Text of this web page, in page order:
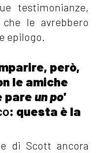
testimonianze,
le avrebbero
epilogo.
però,
le amiche
pareun po'
: questa è la
di Scott ancora